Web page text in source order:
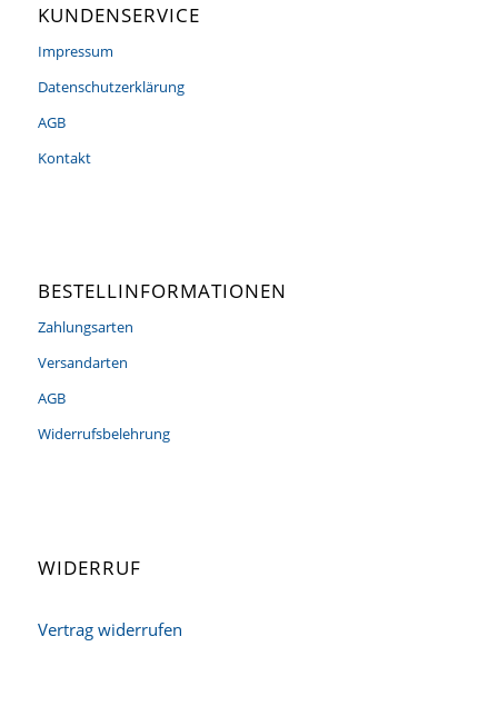
KUNDENSERVICE
Impressum
Datenschutzerklärung
AGB
Kontakt
BESTELLINFORMATIONEN
Zahlungsarten
Versandarten
AGB
Widerrufsbelehrung
WIDERRUF
Vertrag widerrufen